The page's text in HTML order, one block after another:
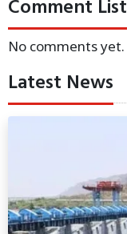
Comment List
No comments yet.
Latest News